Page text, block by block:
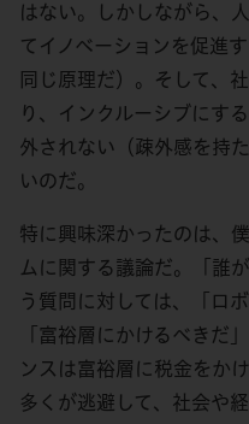
はない。しかしながら、
てイノベーションを促進
同じ原理だ）。そして、
り、インクルーシブにす
外されない（疎外感を持
いのだ。
特に興味深かったのは、
ムに関する議論だ。「誰
う質問に対しては、「ロ
「富裕層にかけるべきだ
ンスは富裕層に税金をか
多くが逃避して、社会や